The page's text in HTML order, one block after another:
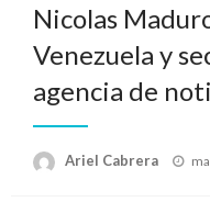
Nicolas
Venezuela y
agencia de
Ariel Cabrera